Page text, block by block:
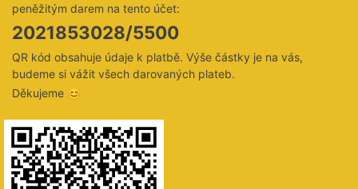
peněžitým darem na tento účet:
2021853028/5500
QR kód obsahuje údaje k platbě. Výše částky je na vás,
budeme si vážit všech darovaných plateb.
Děkujeme 😊